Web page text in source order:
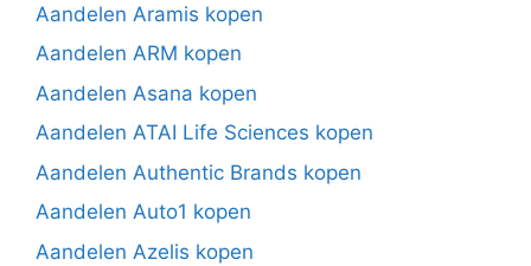
Aandelen Aramis kopen
Aandelen ARM kopen
Aandelen Asana kopen
Aandelen ATAI Life Sciences kopen
Aandelen Authentic Brands kopen
Aandelen Auto1 kopen
Aandelen Azelis kopen